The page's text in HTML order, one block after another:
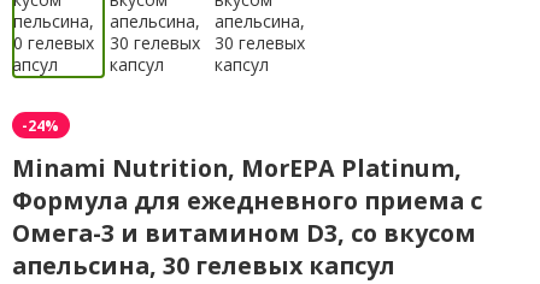
-24%
Minami Nutrition, MorEPA Platinum,
Формула для ежедневного приема с
Омега-3 и витамином D3, со вкусом
апельсина, 30 гелевых капсул